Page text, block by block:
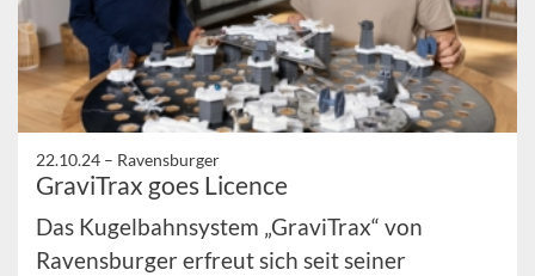
22.10.24 – Ravensburger
GraviTrax goes Licence
Das Kugelbahnsystem „GraviTrax“ von
Ravensburger erfreut sich seit seiner